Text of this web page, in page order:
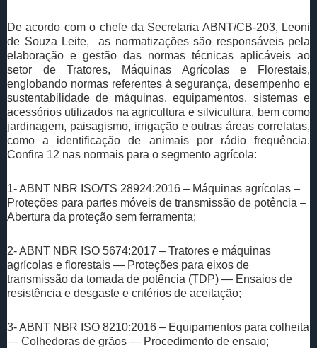
De acordo com o chefe da Secretaria ABNT/CB-203, Leoni
de Souza Leite, as normatizações são responsáveis pela
elaboração e gestão das normas técnicas aplicáveis ao
setor de Tratores, Máquinas Agrícolas e Florestais,
englobando normas referentes à segurança, desempenho e
sustentabilidade de máquinas, equipamentos, sistemas e
acessórios utilizados na agricultura e silvicultura, bem como
jardinagem, paisagismo, irrigação e outras áreas correlatas,
como a identificação de animais por rádio frequência.
Confira 12 nas normais para o segmento agrícola:
1- ABNT NBR ISO/TS 28924:2016 – Máquinas agrícolas –
Proteções para partes móveis de transmissão de potência –
Abertura da proteção sem ferramenta;
2- ABNT NBR ISO 5674:2017 – Tratores e máquinas
agrícolas e florestais — Proteções para eixos de
transmissão da tomada de potência (TDP) — Ensaios de
resistência e desgaste e critérios de aceitação;
3- ABNT NBR ISO 8210:2016 – Equipamentos para colheita
— Colhedoras de grãos — Procedimento de ensaio;